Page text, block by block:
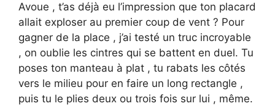
Avoue , t’as déjà eu l’impression que ton placard
allait exploser au premier coup de vent ? Pour
gagner de la place , j’ai testé un truc incroyable
, on oublie les cintres qui se battent en duel. Tu
poses ton manteau à plat , tu rabats les côtés
vers le milieu pour en faire un long rectangle ,
puis tu le plies deux ou trois fois sur lui , même.